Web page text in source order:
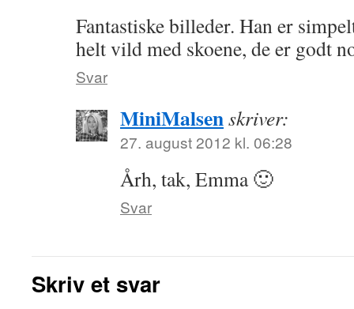
Fantastiske billeder. Han er
helt vild med skoene, de er godt
Svar
MiniMalsenskriver:
27. august 2012 kl. 06:28
Årh, tak, Emma 🙂
Svar
Skriv et svar